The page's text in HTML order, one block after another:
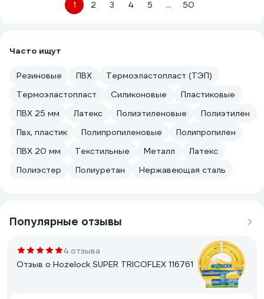
1 2 3 4 5 ... 50
Часто ищут
Резиновые ПВХ
Термоэластопласт (ТЭП)
Термоэластопласт
Силиконовые
Пластиковые
ПВХ 25 мм
Латекс Полиэтиленовые
Полиэтилен
Пвх, пластик
Полипропиленовые
Полипропилен
ПВХ 20 мм
Текстильные Металл
Латекс
Полиэстер
Полиуретан Нержавеющая сталь
Популярные отзывы
4 отзыва
Отзыв о Hozelock SUPER TRICOFLEX 116761